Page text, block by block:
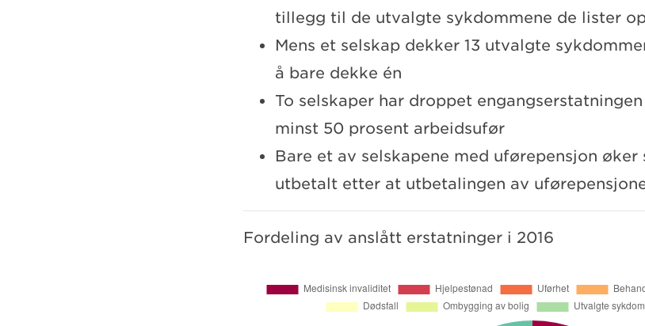
tillegg til de utvalgte sykdommene de lister
Mens et selskap dekker 13 utvalgte
å bare dekke én
To selskaper har droppet
minst 50 prosent arbeidsufør
Bare et av selskapene med uførepensjon øker
utbetalt etter at utbetalingen av
Fordeling av anslått erstatninger i 2016